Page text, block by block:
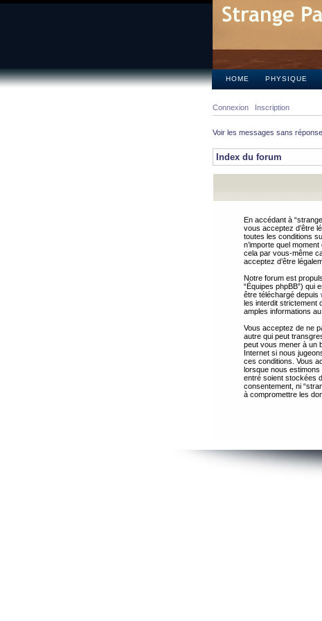
HOME PHYSIQUE
Connexion Inscription
Voir les messages sans réponse
Index du forum
En accédant à
vous acceptez d’être
toutes les conditions
n’importe quel
cela par vous-même
acceptez d’être
Notre forum est
“Équipes phpBB”) qui
être téléchargé depuis
les interdit strictement
amples informations
Vous acceptez de ne
autre qui peut
peut vous mener à un
Internet si nous
ces conditions. Vous
lorsque nous
entré soient stockées
consentement, ni
à compromettre les